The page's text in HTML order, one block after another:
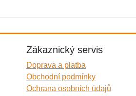
Zákaznický servis
Doprava a platba
Obchodní podmínky
Ochrana osobních údajů